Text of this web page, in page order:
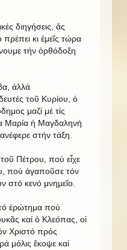
διηγήσεις, ἄς
κι ἐμεῖς τώρα
τήν ὀρθόδοξη
ἀλλά
τοῦ Κυρίου, ὁ
μαζί μέ τίς
Μαρία ἡ Μαγδαληνή
στήν τάξη.
Πέτρου, πού εἶχε
πού ἀγαποῦσε τόν
στό κενό μνημεῖο.
ἐρώτημα πού
καί ὁ Κλεόπας, οἱ
Χριστό πρός
μόλις ἔκοψε καί